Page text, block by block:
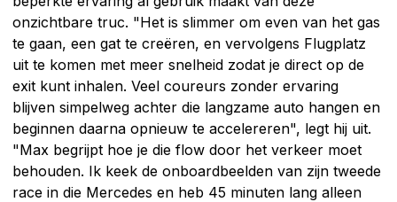
onzichtbare truc. "Het is slimmer om even van het gas
te gaan, een gat te creëren, en vervolgens Flugplatz
uit te komen met meer snelheid zodat je direct op de
exit kunt inhalen. Veel coureurs zonder ervaring
blijven simpelweg achter die langzame auto hangen en
beginnen daarna opnieuw te accelereren", legt hij uit.
"Max begrijpt hoe je die flow door het verkeer moet
behouden. Ik keek de onboardbeelden van zijn tweede
race in die Mercedes en heb 45 minuten lang alleen